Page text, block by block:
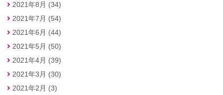
2021年8月 (34)
2021年7月 (54)
2021年6月 (44)
2021年5月 (50)
2021年4月 (39)
2021年3月 (30)
2021年2月 (3)